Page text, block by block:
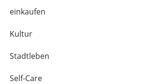
einkaufen
Kultur
Stadtleben
Self-Care